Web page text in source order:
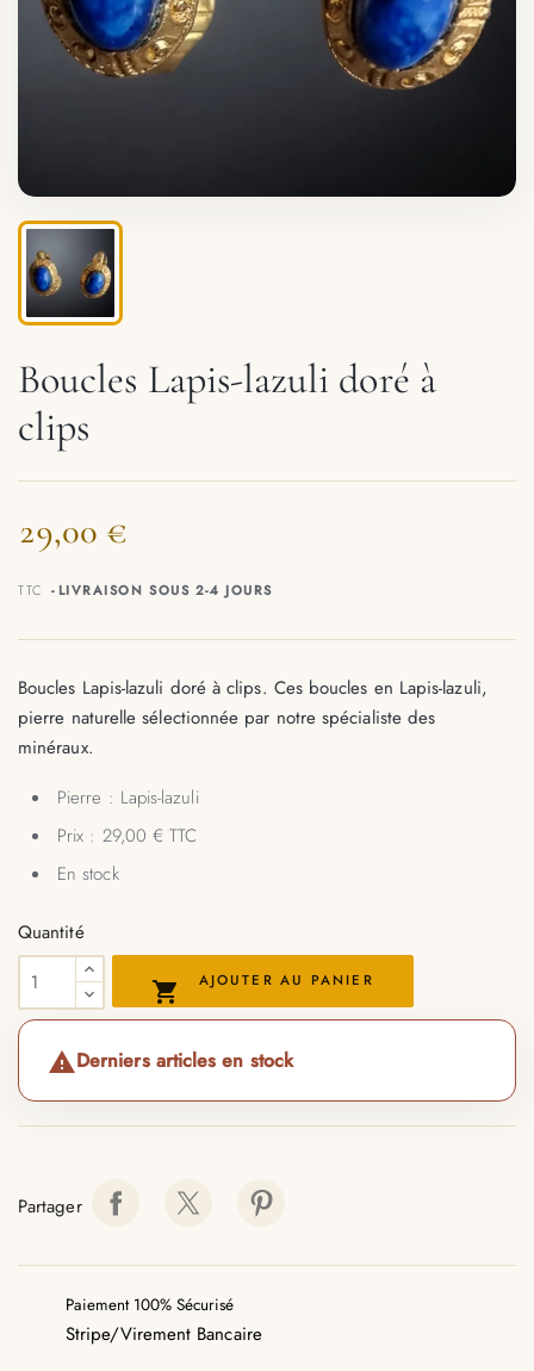
Boucles Lapis-lazuli doré à
clips
29,00 €
TTC LIVRAISON SOUS 2-4 JOURS
Boucles Lapis-lazuli doré à clips. Ces boucles en Lapis-lazuli,
pierre naturelle sélectionnée par notre spécialiste des
minéraux.
Pierre : Lapis-lazuli
Prix : 29,00 € TTC
En stock
Quantité
 AJOUTER AU PANIER
Derniers articles en stock
Partager
Paiement 100% Sécurisé
Stripe/Virement Bancaire